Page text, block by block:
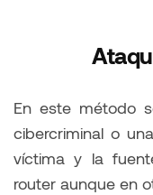
En este método
cibercriminal o
víctima y la
router aunque en